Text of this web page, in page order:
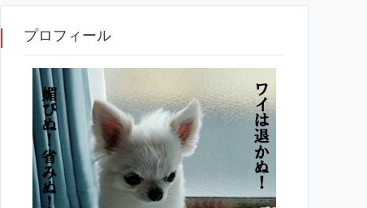
プロフィール